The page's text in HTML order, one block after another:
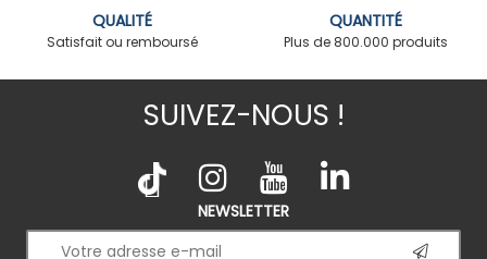
QUALITÉ
Satisfait ou remboursé
QUANTITÉ
Plus de 800.000 produits
SUIVEZ-NOUS !
NEWSLETTER